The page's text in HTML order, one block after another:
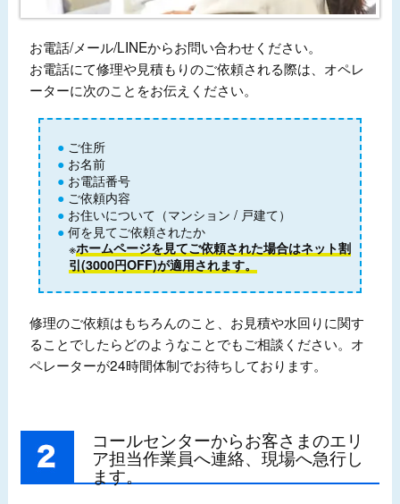
お電話/メール/LINEからお問い合わせください。
お電話にて修理や見積もりのご依頼される際は、オペレ
ーターに次のことをお伝えください。
ご住所
お名前
お電話番号
ご依頼内容
お住いについて（マンション / 戸建て）
何を見てご依頼されたか
※ホームページを見てご依頼された場合はネット割
引(3000円OFF)が適用されます。
修理のご依頼はもちろんのこと、お見積や水回りに関す
ることでしたらどのようなことでもご相談ください。オ
ペレーターが24時間体制でお待ちしております。
コールセンターからお客さまのエリ
ア担当作業員へ連絡、現場へ急行し
ます。